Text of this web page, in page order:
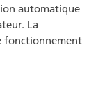
automatique
La
fonctionnement